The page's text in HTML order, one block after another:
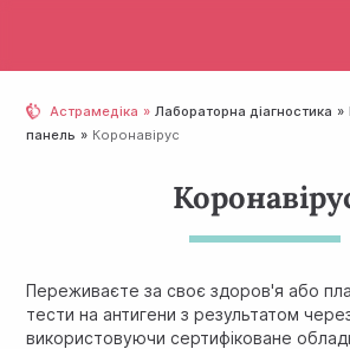
Астрамедіка Лабораторна діагностика
панель
Коронавірус
Переживаєте за своє здоров'я або
тести на антигени з результатом
використовуючи сертифіковане